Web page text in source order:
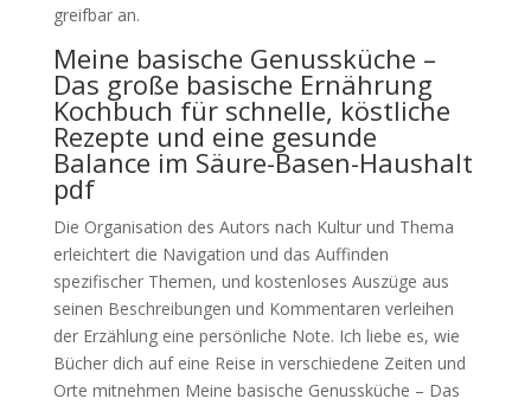
greifbar an.
Meine basische Genussküche –
Das große basische Ernährung
Kochbuch für schnelle, köstliche
Rezepte und eine gesunde
Balance im Säure-Basen-Haushalt
pdf
Die Organisation des Autors nach Kultur und Thema
erleichtert die Navigation und das Auffinden
spezifischer Themen, und kostenloses Auszüge aus
seinen Beschreibungen und Kommentaren verleihen
der Erzählung eine persönliche Note. Ich liebe es, wie
Bücher dich auf eine Reise in verschiedene Zeiten und
Orte mitnehmen Meine basische Genussküche – Das